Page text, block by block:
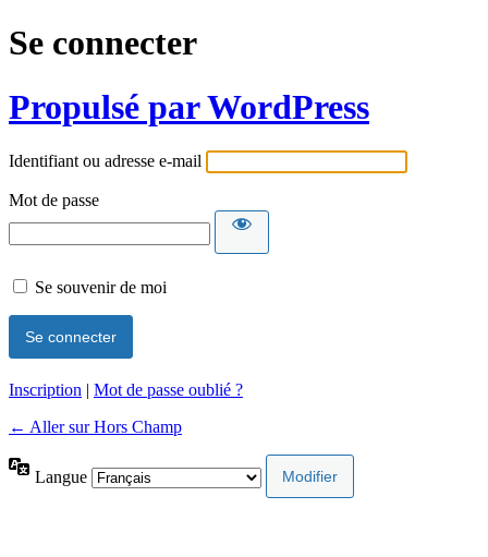
Se connecter
Propulsé par WordPress
Identifiant ou adresse e-mail
Mot de passe
Se souvenir de moi
Inscription | Mot de passe oublié ?
← Aller sur Hors Champ
Langue